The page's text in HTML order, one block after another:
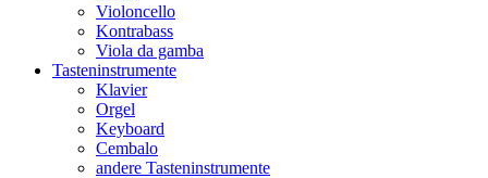
Violoncello
Kontrabass
Viola da gamba
Tasteninstrumente
Klavier
Orgel
Keyboard
Cembalo
andere Tasteninstrumente